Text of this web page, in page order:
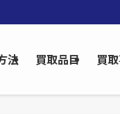
法 買取品目 買